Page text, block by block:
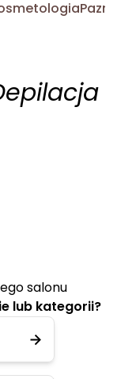
salonu
lub kategorii?